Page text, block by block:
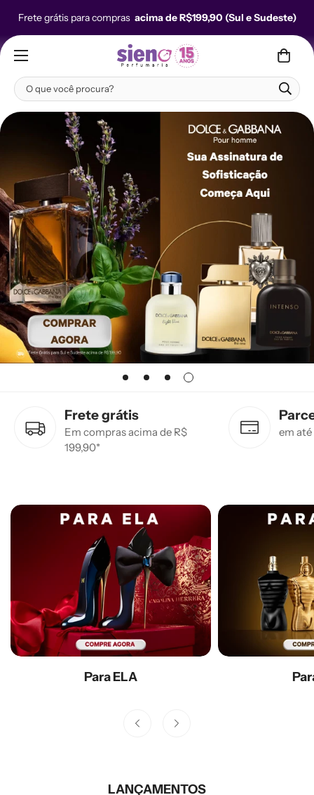
Frete grátis para compras acima de R$199,90 (Sul e Sudeste)
Frete grátis
Em compras acima de R$
199,90*
em até
Para ELA
LANÇAMENTOS